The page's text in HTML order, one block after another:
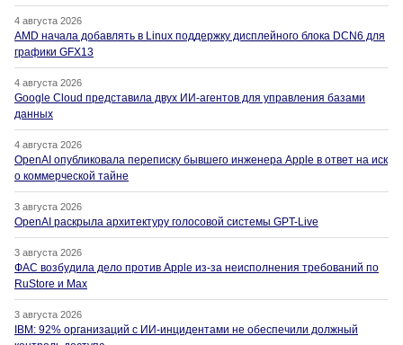
4 августа 2026
AMD начала добавлять в Linux поддержку дисплейного блока DCN6 для
графики GFX13
4 августа 2026
Google Cloud представила двух ИИ-агентов для управления базами
данных
4 августа 2026
OpenAI опубликовала переписку бывшего инженера Apple в ответ на иск
о коммерческой тайне
3 августа 2026
OpenAI раскрыла архитектуру голосовой системы GPT-Live
3 августа 2026
ФАС возбудила дело против Apple из-за неисполнения требований по
RuStore и Max
3 августа 2026
IBM: 92% организаций с ИИ-инцидентами не обеспечили должный